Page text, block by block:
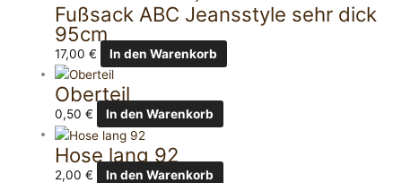
Fußsack ABC Jeansstyle sehr dick
95cm
17,00€ In den Warenkorb
Oberteil
0,50€ In den Warenkorb
Hose lang 92
2,00€ In den Warenkorb